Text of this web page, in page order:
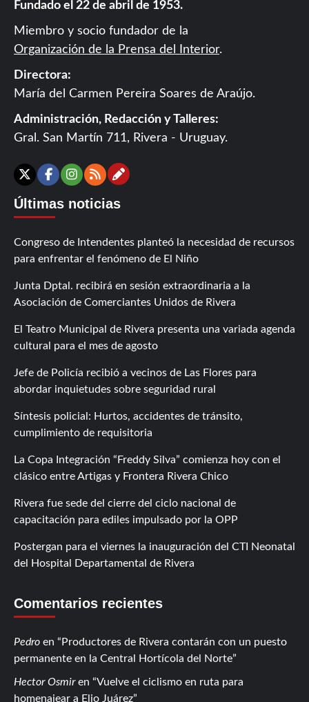
Fundado el 22 de abril de 1953.
Miembro y socio fundador de la
Organización de la Prensa del Interior.
Directora:
María del Carmen Pereira Soares de Araújo.
Administración, Redacción y Talleres:
Gral. San Martín 711, Rivera - Uruguay.
X Facebook
Instagram
RSSContáctanos
Últimas noticias
Congreso de Intendentes planteó la necesidad de recursos
para enfrentar el fenómeno de El Niño
Junta Dptal. recibirá en sesión extraordinaria a la
Asociación de Comerciantes Unidos de Rivera
El Teatro Municipal de Rivera presenta una variada agenda
cultural para el mes de agosto
Jefe de Policía recibió a vecinos de Las Flores para
abordar inquietudes sobre seguridad rural
Síntesis policial: Hurtos, accidentes de tránsito,
cumplimiento de requisitoria
La Copa Integración “Freddy Silva” comienza hoy con el
clásico entre Artigas y Frontera Rivera Chico
Rivera fue sede del cierre del ciclo nacional de
capacitación para ediles impulsado por la OPP
Postergan para el viernes la inauguración del CTI Neonatal
del Hospital Departamental de Rivera
Comentarios recientes
Pedro en
Productores de Rivera contarán con un puesto
permanente en la Central Hortícola del Norte
Hector Osmiren
Vuelve el ciclismo en ruta para
homenajear a Elio Juárez